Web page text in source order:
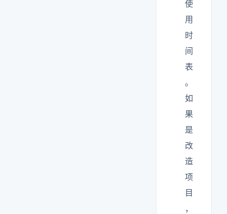
使
用
时
间
表
。
如
果
是
改
造
项
目
，